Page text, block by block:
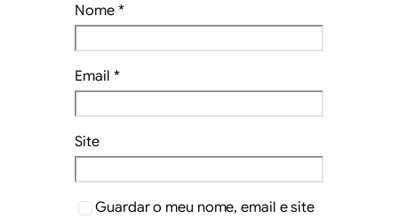
Nome *
Email *
Site
Guardar o meu nome, email e site